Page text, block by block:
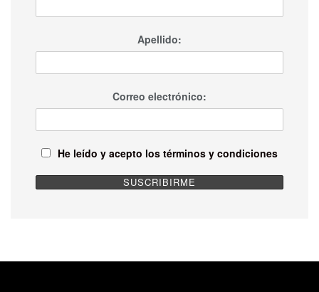
Apellido:
Correo electrónico:
He leído y acepto los términos y condiciones